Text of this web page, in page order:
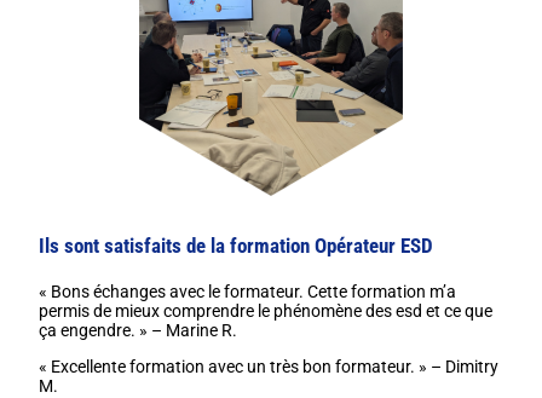
Ils sont satisfaits de la formation Opérateur ESD
« Bons échanges avec le formateur. Cette formation m’a
permis de mieux comprendre le phénomène des esd et ce que
ça engendre. » – Marine R.
« Excellente formation avec un très bon formateur. » – Dimitry
M.